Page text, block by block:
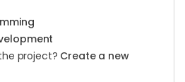
project? Create a new